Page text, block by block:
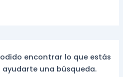
encontrar lo que estás
una búsqueda.